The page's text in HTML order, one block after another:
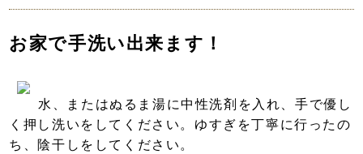
お家で手洗い出来ます！
水、またはぬるま湯に中性洗剤を入れ、手で優し
く押し洗いをしてください。ゆすぎを丁寧に行ったの
ち、陰干しをしてください。